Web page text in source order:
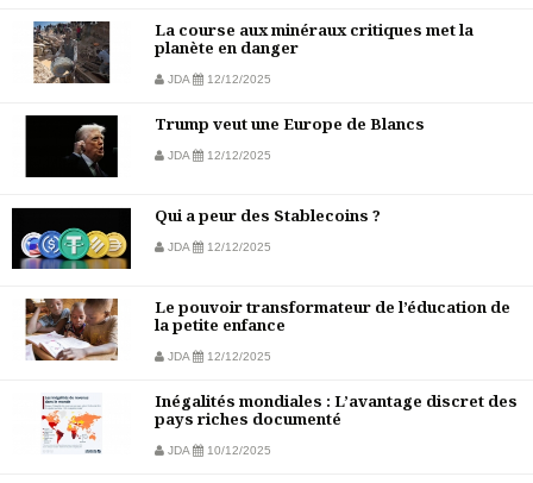
La course aux minéraux critiques met la
planète en danger
JDA 12/12/2025
Trump veut une Europe de Blancs
JDA 12/12/2025
Qui a peur des Stablecoins ?
JDA 12/12/2025
Le pouvoir transformateur de l’éducation de
la petite enfance
JDA 12/12/2025
Inégalités mondiales : L’avantage discret des
pays riches documenté
JDA 10/12/2025